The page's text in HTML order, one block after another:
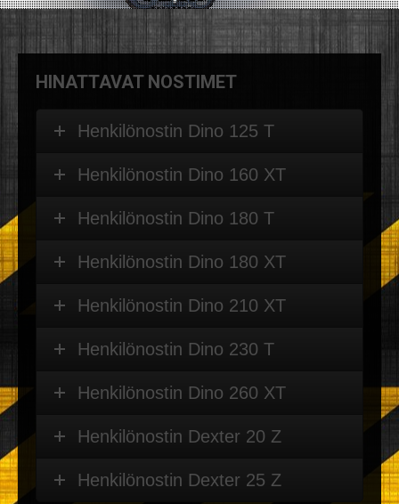
HINATTAVAT NOSTIMET
Henkilönostin Dino 125 T
Henkilönostin Dino 160 XT
Henkilönostin Dino 180 T
Henkilönostin Dino 180 XT
Henkilönostin Dino 210 XT
Henkilönostin Dino 230 T
Henkilönostin Dino 260 XT
Henkilönostin Dexter 20 Z
Henkilönostin Dexter 25 Z